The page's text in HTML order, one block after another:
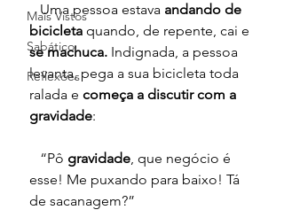
Mais Vistos
Sabático
Reflexões
   Uma pessoa estava
andando de
bicicleta quando, de repente, cai e
se machuca. Indignada, a pessoa
levanta, pega a sua bicicleta toda
ralada e começa a discutir com a
gravidade:
   “Pô
gravidade, que negócio é
esse! Me puxando para baixo! Tá
de sacanagem?”